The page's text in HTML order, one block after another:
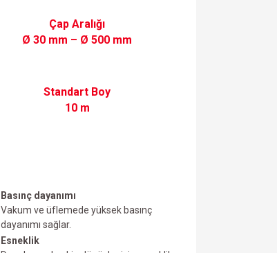
Çap Aralığı
Ø 30 mm – Ø 500 mm
Standart Boy
10 m
Basınç dayanımı
Vakum ve üfIemede yüksek basınç
dayanımı sağlar.
Esneklik